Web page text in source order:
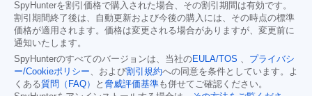
SpyHunterを割引価格で購入された場合、その割引期間は有効です。
割引期間終了後は、自動更新および今後の購入には、その時点の標準
価格が適用されます。価格は変更される場合がありますが、変更前に
通知いたします。
SpyHunterのすべてのバージョンは、当社のEULA/TOS 、 プライバシ
ー/Cookieポリシー、および割引規約への同意を条件としています。よ
くある質問（FAQ） と 脅威評価基準も併せてご確認ください。